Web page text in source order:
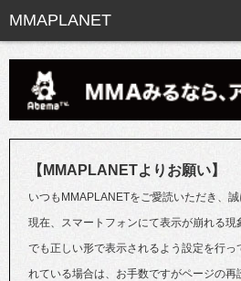
【MMAPLANETよりお願い】
いつもMMAPLANETをご愛読いただき、誠
現在、スマートフォンにて表示が崩れる
でも正しい形で表示されるよう設定を行
れている場合は、お手数ですがページの再